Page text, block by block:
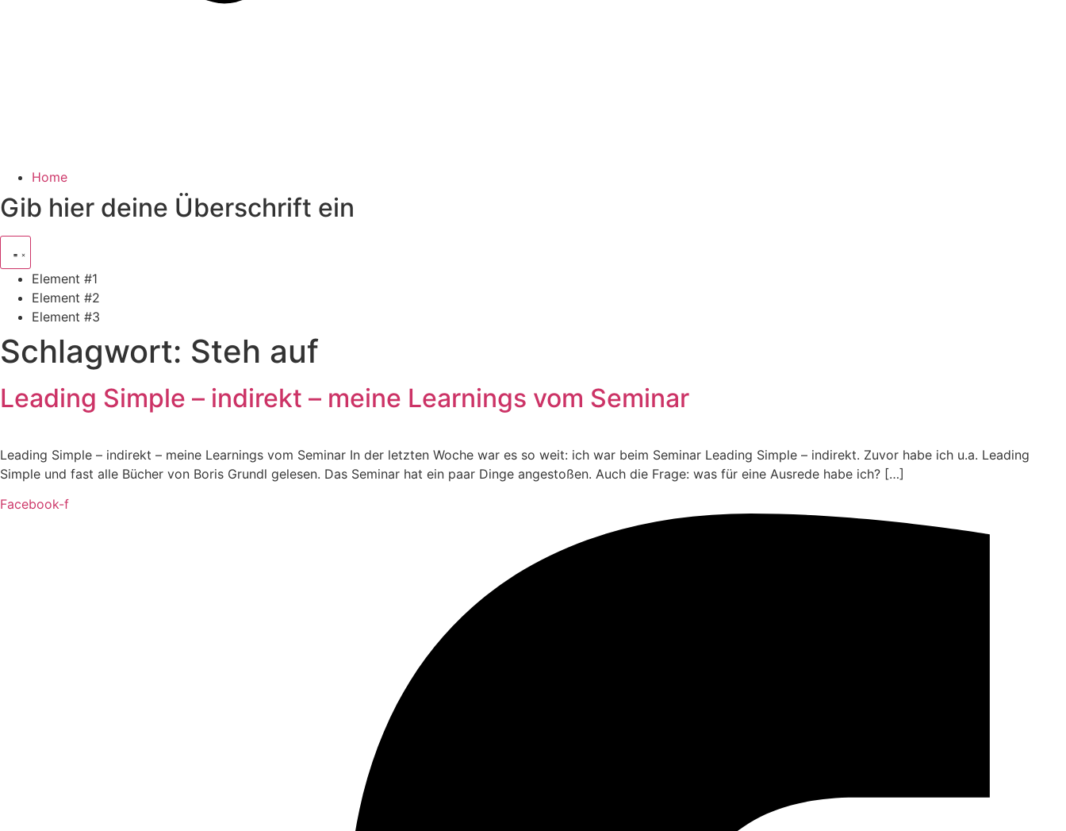
Home
Gib hier deine Überschrift ein
Element #1
Element #2
Element #3
Schlagwort: Steh auf
Leading Simple – indirekt – meine Learnings vom Seminar
Leading Simple – indirekt – meine Learnings vom Seminar In der letzten Woche war es so weit: ich war beim Seminar Leading Simple – indirekt. Zuvor habe ich u.a. Leading
Simple und fast alle Bücher von Boris Grundl gelesen. Das Seminar hat ein paar Dinge angestoßen. Auch die Frage: was für eine Ausrede habe ich? […]
Facebook-f